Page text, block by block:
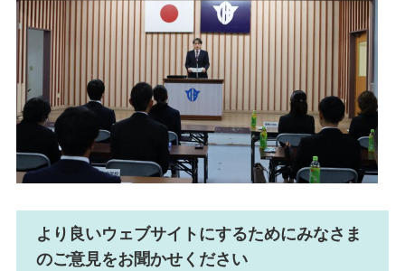
より良いウェブサイトにするためにみなさま
のご意見をお聞かせください